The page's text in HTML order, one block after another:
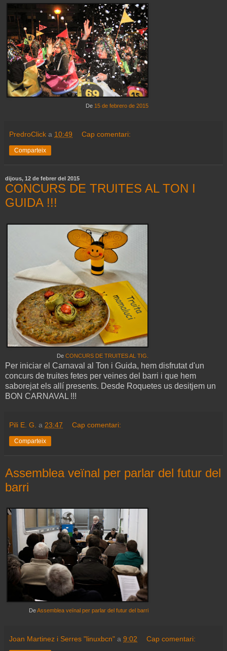
De 15 de febrero de 2015
PredroClick a 10:49 Cap comentari:
Comparteix
dijous, 12 de febrer del 2015
CONCURS DE TRUITES AL TON I
GUIDA !!!
De CONCURS DE TRUITES AL TIG.
Per iniciar el Carnaval al Ton i Guida, hem disfrutat d'un
concurs de truites fetes per veines del barri i que hem
saborejat els allí presents. Desde Roquetes us desitjem un
BON CARNAVAL !!!
Pili E. G. a 23:47 Cap comentari:
Comparteix
Assemblea veïnal per parlar del futur del
barri
DeAssemblea veïnal per parlar del futur del barri
Joan Martinez i Serres "linuxbcn" a 9:02 Cap comentari: